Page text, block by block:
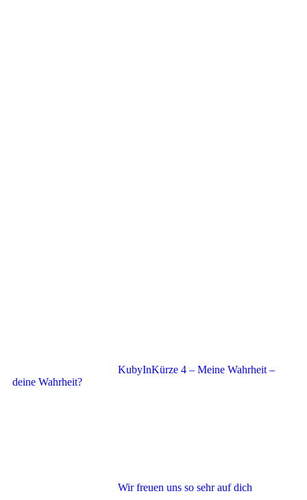
KubyInKürze 4 – Meine Wahrheit –
deine Wahrheit?
Wir freuen uns so sehr auf dich